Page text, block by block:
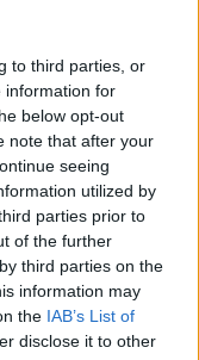
to third parties, or
information for
below opt-out
note that after your
seeing
utilized by
parties prior to
of the further
third parties on the
information may
the IAB’s List of
disclose it to other